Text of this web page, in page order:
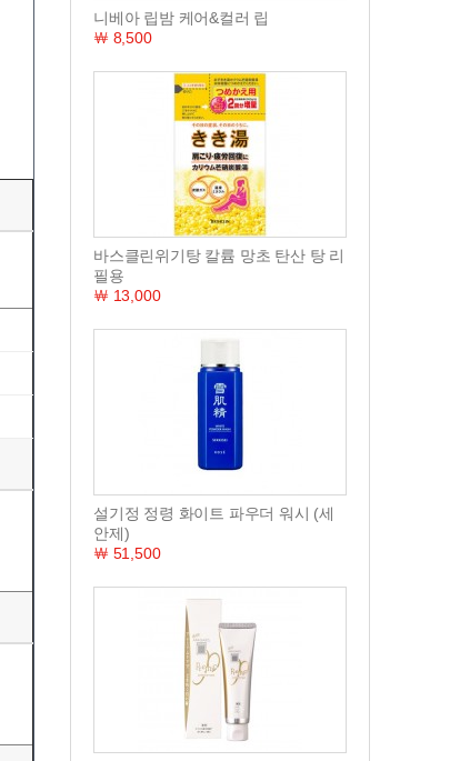
니베아 립밤 케어&컬러 립
￦ 8,500
바스클린위기탕 칼륨 망초 탄산 탕 리
필용
￦ 13,000
설기정 정령 화이트 파우더 워시 ​​(세
안제)
￦ 51,500